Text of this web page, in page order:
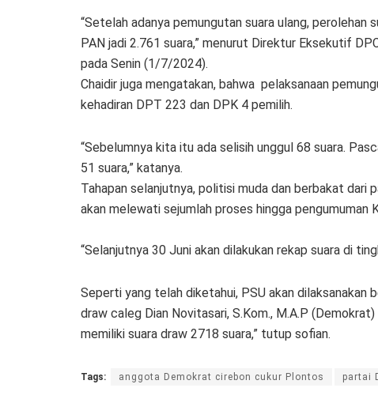
“Setelah adanya pemungutan suara ulang,
PAN jadi 2.761 suara,” menurut Direktur Eksekutif
pada Senin (1/7/2024).
Chaidir juga mengatakan, bahwa pelaksanaan
kehadiran DPT 223 dan DPK 4 pemilih.
“Sebelumnya kita itu ada selisih unggul 68 suara.
51 suara,” katanya.
Tahapan selanjutnya, politisi muda dan berbakat dari
akan melewati sejumlah proses hingga pengumuman
“Selanjutnya 30 Juni akan dilakukan rekap suara di
Seperti yang telah diketahui, PSU akan dilaksanakan
draw caleg Dian Novitasari, S.Kom., M.A.P
memiliki suara draw 2718 suara,” tutup sofian.
Tags: anggota Demokrat cirebon cukur Plontos partai